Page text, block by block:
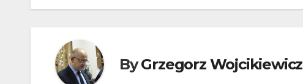
ByGrzegorz Wojcikiewicz